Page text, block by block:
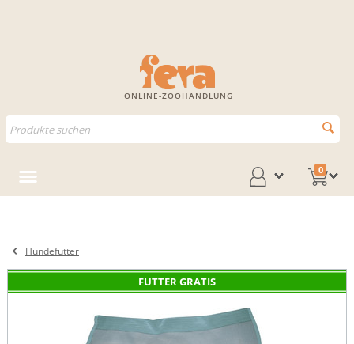
ONLINE-ZOOHANDLUNG
0
Hundefutter
FUTTER GRATIS